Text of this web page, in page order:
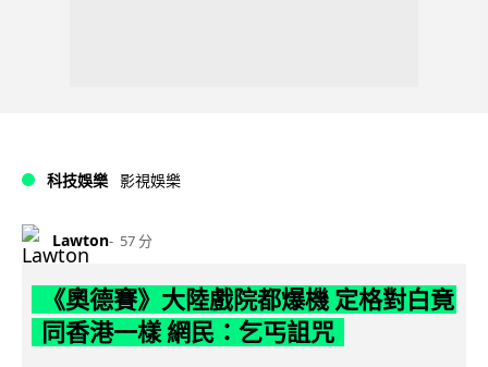
科技娛樂 影視娛樂
Lawton 57 分
《奧德賽》大陸戲院都爆機 定格對白竟
同香港一樣 網民：乞丐詛咒